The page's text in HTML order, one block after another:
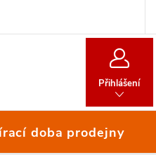
Přihlášení
doba prodejny